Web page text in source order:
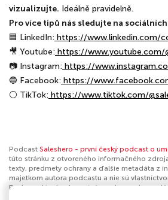
vizualizujte. Ideálně pravidelně.
Pro více tipů nás sledujte na
🟦 LinkedIn: https://www.linkedin.com/
🎥 Youtube: ⁠https://www.youtube.com/
📷 Instagram: https://
🔵 Facebook: https://
⚪ TikTok: https://www.tiktok.com/
Podcast Saleshero - první český podcast o
túto stránku z otvoreného informačného
texty, predmety ochrany a ďalšie metadáta z
majetkom autora podcastu a nie sú
Podmaz, ktorý ani nevytvára ani